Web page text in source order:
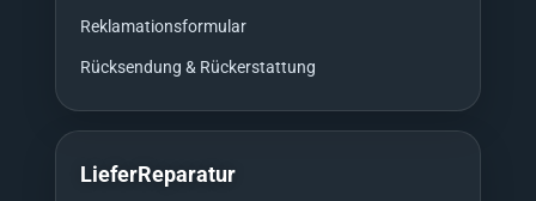
Reklamationsformular
Rücksendung & Rückerstattung
LieferReparatur